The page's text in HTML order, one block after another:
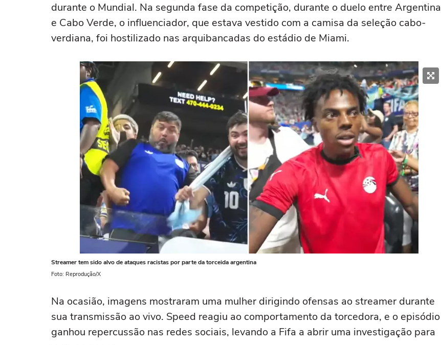
durante o Mundial. Na segunda fase da competição, durante o duelo entre Argentina
e Cabo Verde, o influenciador, que estava vestido com a camisa da seleção cabo-
verdiana, foi hostilizado nas arquibancadas do estádio de Miami.
Streamer tem sido alvo de ataques racistas por parte da torceida argentina
Foto: Reprodução/X
Na ocasião, imagens mostraram uma mulher dirigindo ofensas ao streamer durante
sua transmissão ao vivo. Speed reagiu ao comportamento da torcedora, e o episódio
ganhou repercussão nas redes sociais, levando a Fifa a abrir uma investigação para